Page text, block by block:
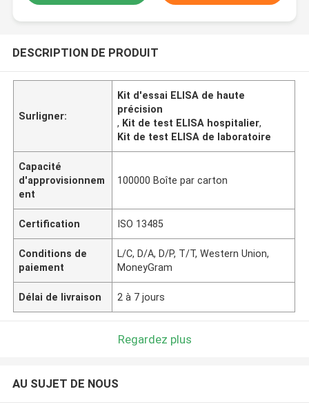
DESCRIPTION DE PRODUIT
Surligner:
Kit d'essai ELISA de haute
précision
, Kit de test ELISA hospitalier,
Kit de test ELISA de laboratoire
Capacité
d'approvisionnem
ent
100000 Boîte par carton
Certification ISO 13485
Conditions de
paiement
L/C, D/A, D/P, T/T, Western Union,
MoneyGram
Délai de livraison 2 à 7 jours
Regardez plus
AU SUJET DE NOUS